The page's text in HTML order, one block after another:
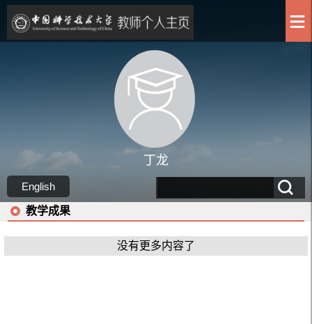
丁龙
English
教学成果
没有更多内容了